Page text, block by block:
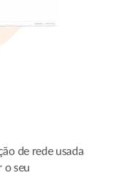
de rede usada
o seu